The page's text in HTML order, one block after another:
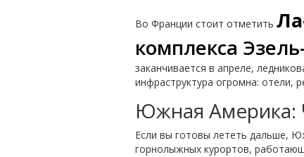
Во Франции стоит отметить
комплекса
заканчивается в апреле,
инфраструктура огромна: отели,
Южная Америка:
Если вы готовы лететь дальше,
горнолыжных курортов,